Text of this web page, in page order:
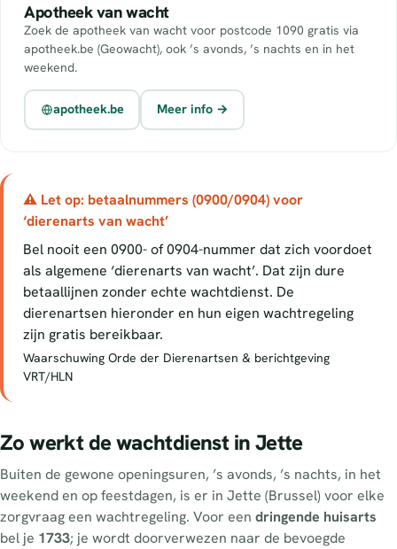
Apotheek van wacht
Zoek de apotheek van wacht voor postcode 1090 gratis via
apotheek.be (Geowacht), ook ’s avonds, ’s nachts en in het
weekend.
apotheek.be Meer info →
⚠ Let op: betaalnummers (0900/0904) voor
‘dierenarts van wacht’
Bel nooit een 0900- of 0904-nummer dat zich voordoet
als algemene ‘dierenarts van wacht’. Dat zijn dure
betaallijnen zonder echte wachtdienst. De
dierenartsen hieronder en hun eigen wachtregeling
zijn gratis bereikbaar.
Waarschuwing Orde der Dierenartsen & berichtgeving
VRT/HLN
Zo werkt de wachtdienst in Jette
Buiten de gewone openingsuren, ’s avonds, ’s nachts, in het
weekend en op feestdagen, is er in Jette (Brussel) voor elke
zorgvraag een wachtregeling. Voor een dringende huisarts
bel je 1733; je wordt doorverwezen naar de bevoegde